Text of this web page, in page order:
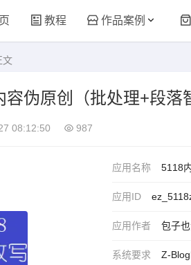
教程 作品案例
文
容伪原创（批处理+段落
08:12:50 987
应用名称 5118
应用ID
应用作者 包子
系统要求 Z-